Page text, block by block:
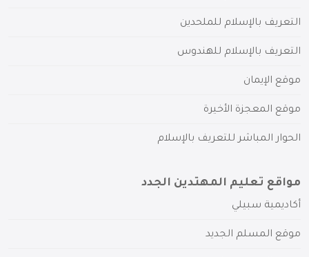
التعريف بالإسلام للملحدين
التعريف بالإسلام للهندوس
موقع الإيمان
موقع المعجزة الأخيرة
الحوار المباشر للتعريف بالإسلام
مواقع تعليم المهتدين الجدد
أكاديمية سبيلي
موقع المسلم الجديد